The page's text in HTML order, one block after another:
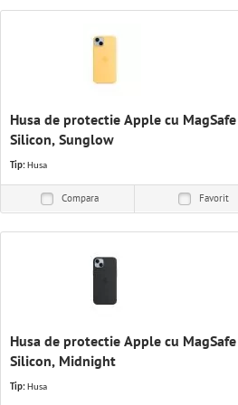
Husa de protectie Apple cu
Silicon, Sunglow
Tip: Husa
Compara Favorit
Husa de protectie Apple cu
Silicon, Midnight
Tip: Husa